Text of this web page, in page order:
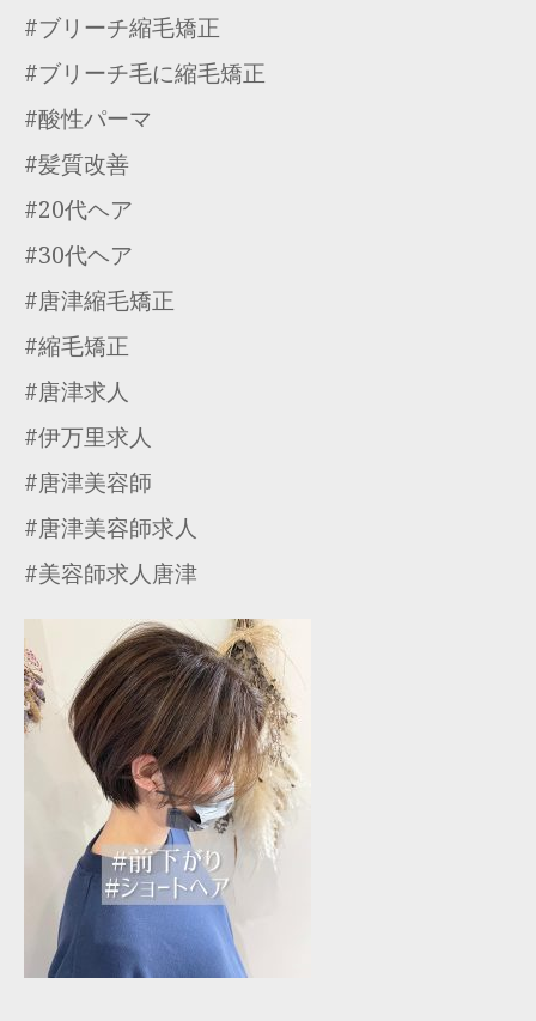
#ブリーチ縮毛矯正
#ブリーチ毛に縮毛矯正
#酸性パーマ
#髪質改善
#20代ヘア
#30代ヘア
#唐津縮毛矯正
#縮毛矯正
#唐津求人
#伊万里求人
#唐津美容師
#唐津美容師求人
#美容師求人唐津